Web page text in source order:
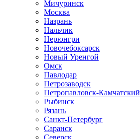
Мичуринск
Москва
Назрань
Нальчик
Нерюнгри
Новочебоксарск
Новый Уренгой
Омск
Павлодар
Петрозаводск
Петропавловск-Камчатский
Рыбинск
Рязань
Санкт-Петербург
Саранск
Северск